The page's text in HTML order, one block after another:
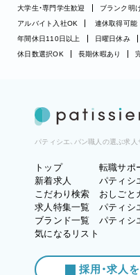
大学生・専門学生歓迎
ブランク明
アルバイト入社OK
連休取得可能
年間休日110日以上
日曜日休み
休日数選択OK
長期休暇あり
パティシエ、パン職人の選ぶ求人
トップ
新着求人
こだわり検索
求人特集一覧
ブランド一覧
気になるリスト
転職サポ
パティシ
おしごと
パティシ
パティシ
採用・求人